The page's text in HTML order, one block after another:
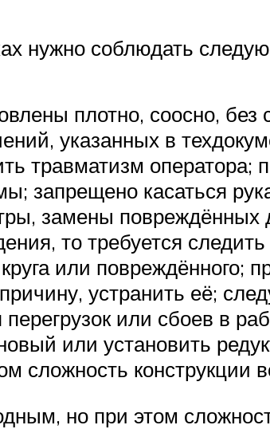
нужно соблюдать
плотно, соосно,
указанных в
травматизм оператора;
запрещено касаться
замены
то требуется
или
устранить её;
или сбоев в
или установить
сложность конструкции
но при этом